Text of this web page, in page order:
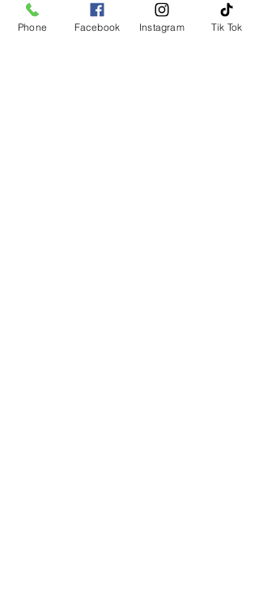
Precio
18,00 US$
Phone Facebook Instagram Tik Tok